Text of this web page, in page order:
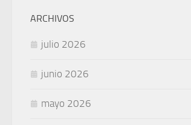
ARCHIVOS
julio 2026
junio 2026
mayo 2026